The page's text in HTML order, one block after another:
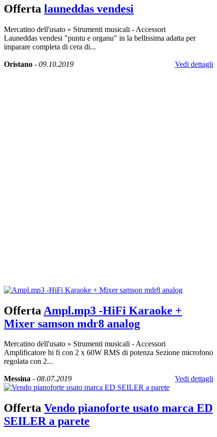
Offerta launeddas vendesi
Mercatino dell'usato » Strumenti musicali - Accessori
Launeddas vendesi "puntu e organu" in la bellissima adatta per
imparare completa di cera di...
Oristano - 09.10.2019 Vedi dettagli
Offerta Ampl.mp3 -HiFi Karaoke +
Mixer samson mdr8 analog
Mercatino dell'usato » Strumenti musicali - Accessori
Amplificatore hi fi con 2 x 60W RMS di potenza Sezione microfono
regolata con 2...
Messina - 08.07.2019 Vedi dettagli
Offerta Vendo pianoforte usato marca ED
SEILER a parete